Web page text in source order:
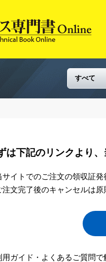
は下記のリンクより
イトでのご注文の領収証発
文完了後のキャンセルは原
用ガイド・よくあるご質問